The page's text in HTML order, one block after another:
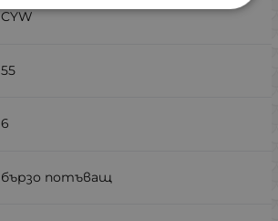
CYW
55
6
бързо потъващ